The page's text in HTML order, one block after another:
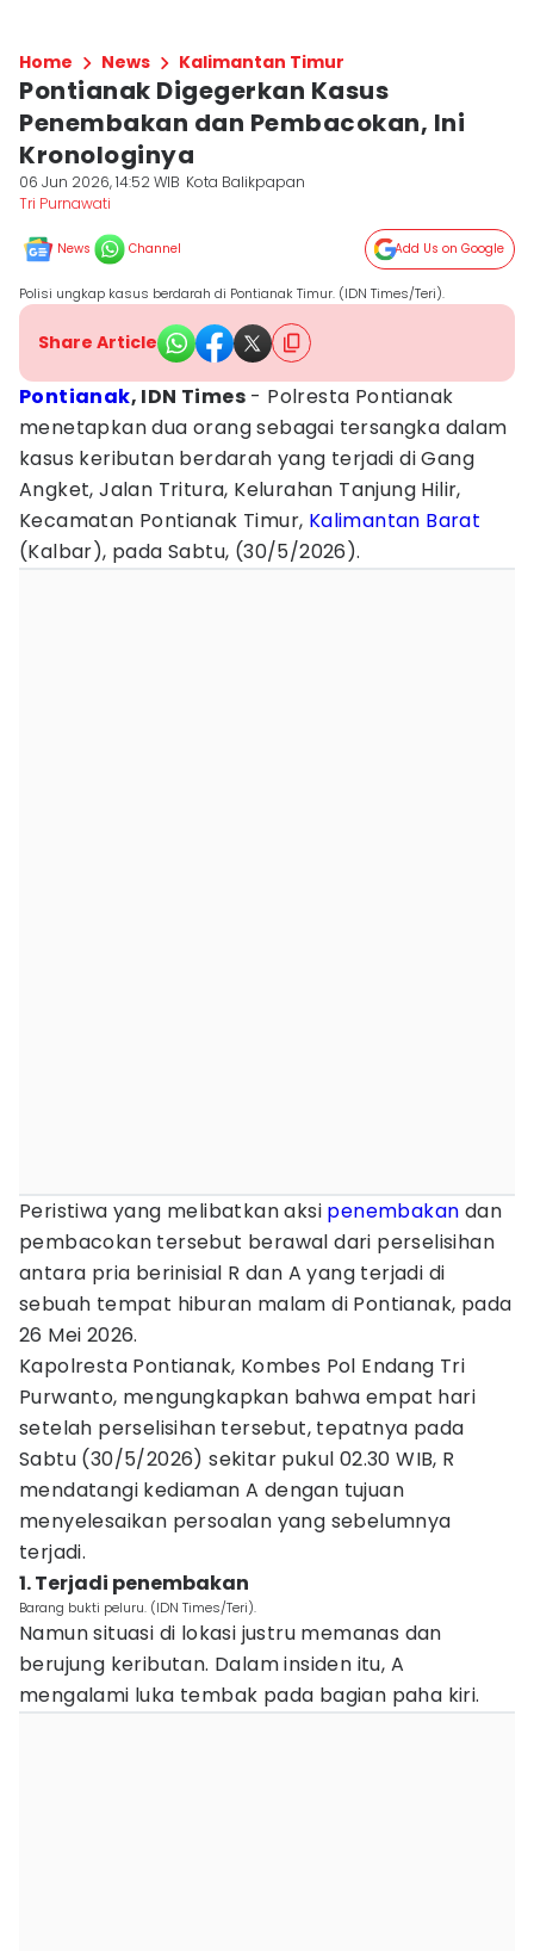
Home News Kalimantan Timur
Pontianak Digegerkan Kasus
Penembakan dan Pembacokan, Ini
Kronologinya
06 Jun 2026, 14:52 WIB Kota Balikpapan
Tri Purnawati
News Channel Add Us on Google
Polisi ungkap kasus berdarah di Pontianak Timur. (IDN Times/Teri).
Share Article
Pontianak, IDN Times - Polresta Pontianak
menetapkan dua orang sebagai tersangka dalam
kasus keributan berdarah yang terjadi di Gang
Angket, Jalan Tritura, Kelurahan Tanjung Hilir,
Kecamatan Pontianak Timur, Kalimantan Barat
(Kalbar), pada Sabtu, (30/5/2026).
Peristiwa yang melibatkan aksi penembakan dan
pembacokan tersebut berawal dari perselisihan
antara pria berinisial R dan A yang terjadi di
sebuah tempat hiburan malam di Pontianak, pada
26 Mei 2026.
Kapolresta Pontianak, Kombes Pol Endang Tri
Purwanto, mengungkapkan bahwa empat hari
setelah perselisihan tersebut, tepatnya pada
Sabtu (30/5/2026) sekitar pukul 02.30 WIB, R
mendatangi kediaman A dengan tujuan
menyelesaikan persoalan yang sebelumnya
terjadi.
1. Terjadi penembakan
Barang bukti peluru. (IDN Times/Teri).
Namun situasi di lokasi justru memanas dan
berujung keributan. Dalam insiden itu, A
mengalami luka tembak pada bagian paha kiri.